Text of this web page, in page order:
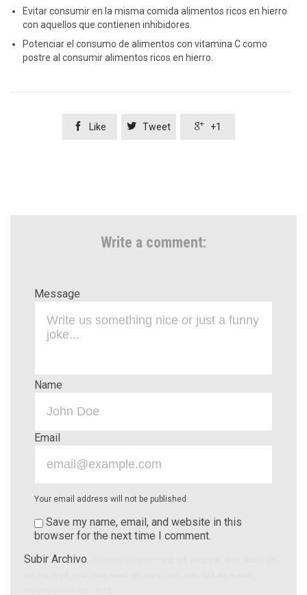
Evitar consumir en la misma comida alimentos ricos en hierro
con aquellos que contienen inhibidores.
Potenciar el consumo de alimentos con vitamina C como
postre al consumir alimentos ricos en hierro.
 Like  Tweet  +1
Write a comment:
Message
Name
Email
Your email address will not be published.
Save my name, email, and website in this
browser for the next time I comment.
Subir Archivo